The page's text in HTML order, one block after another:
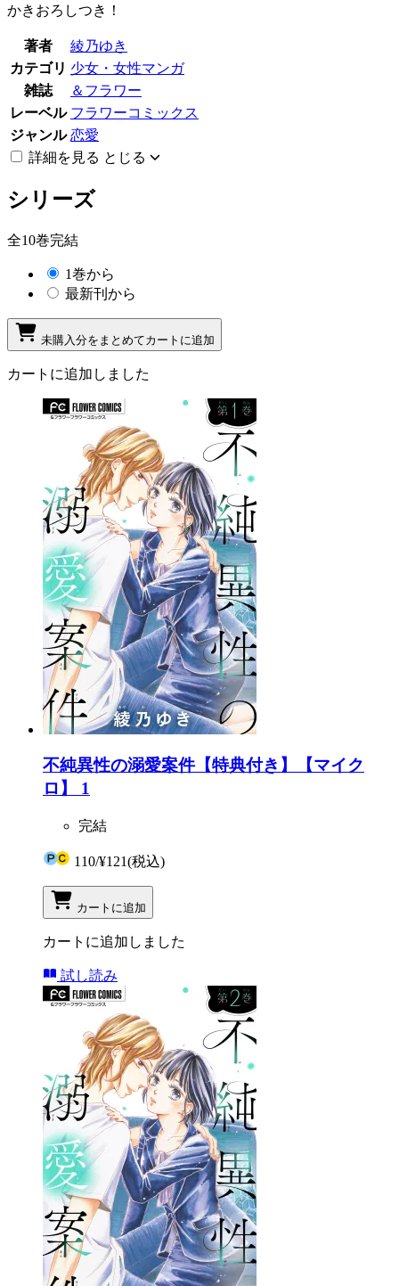
かきおろしつき！
著者
綾乃ゆき
カテゴリ 少女・女性マンガ
雑誌
＆フラワー
レーベル フラワーコミックス
ジャンル 恋愛
詳細を見る とじる
シリーズ
全10巻完結
1巻から
最新刊から
未購入分をまとめてカートに追加
カートに追加しました
不純異性の溺愛案件【特典付き】【マイク
ロ】 1
完結
110/¥121(税込)
カートに追加
カートに追加しました
試し読み